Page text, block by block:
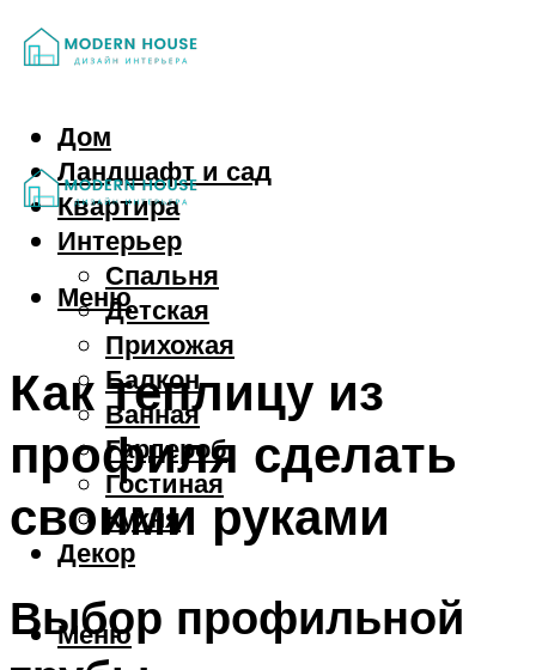
Дом
Ландшафт и сад
Квартира
Интерьер
Спальня
Детская
Прихожая
Балкон
Ванная
Гардероб
Гостиная
Кухня
Декор
Меню
Меню
Как теплицу из
профиля сделать
своими руками
Выбор профильной